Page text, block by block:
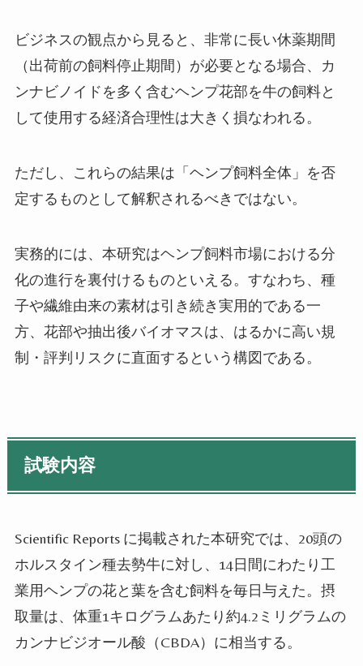
ビジネスの観点から見ると、非常に長い休薬期間
（出荷前の飼料停止期間）が必要となる場合、カ
ンナビノイドを多く含むヘンプ花部を牛の飼料と
して使用する経済合理性は大きく損なわれる。
ただし、これらの結果は「ヘンプ飼料全体」を否
定するものとして解釈されるべきではない。
実務的には、本研究はヘンプ飼料市場における分
化の進行を裏付けるものといえる。すなわち、種
子や繊維由来の素材は引き続き実用的である一
方、花部や抽出後バイオマスは、はるかに高い規
制・評判リスクに直面するという構図である。
試験内容
Scientific Reports に掲載された本研究では、20頭の
ホルスタイン種去勢牛に対し、14日間にわたり工
業用ヘンプの花と葉を含む飼料を毎日与えた。摂
取量は、体重1キログラムあたり約4.2ミリグラムの
カンナビジオール酸（CBDA）に相当する。